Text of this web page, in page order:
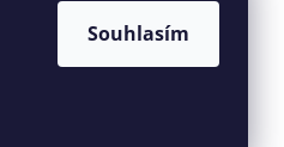
Souhlasím